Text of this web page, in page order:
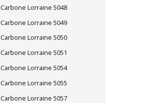
Carbone Lorraine 5048
Carbone Lorraine 5049
Carbone Lorraine 5050
Carbone Lorraine 5051
Carbone Lorraine 5054
Carbone Lorraine 5055
Carbone Lorraine 5057